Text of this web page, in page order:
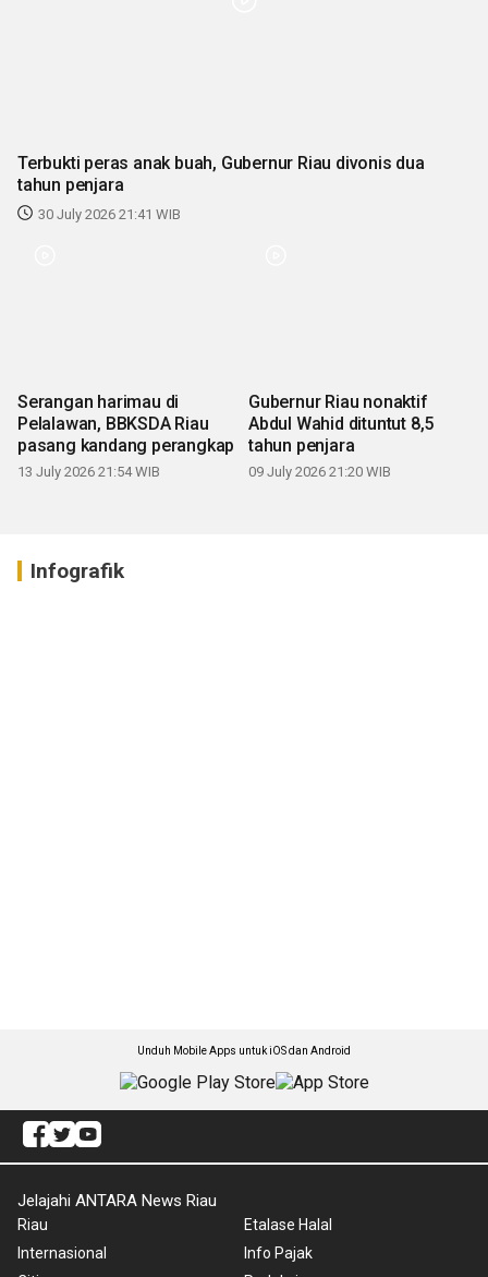
Terbukti peras anak buah, Gubernur Riau divonis dua
tahun penjara
30 July 2026 21:41 WIB
Serangan harimau di
Pelalawan, BBKSDA Riau
pasang kandang perangkap
13 July 2026 21:54 WIB
Gubernur Riau nonaktif
Abdul Wahid dituntut 8,5
tahun penjara
09 July 2026 21:20 WIB
Infografik
Unduh Mobile Apps untuk iOS dan Android
Jelajahi ANTARA News Riau
Riau
Internasional
Etalase Halal
Info Pajak